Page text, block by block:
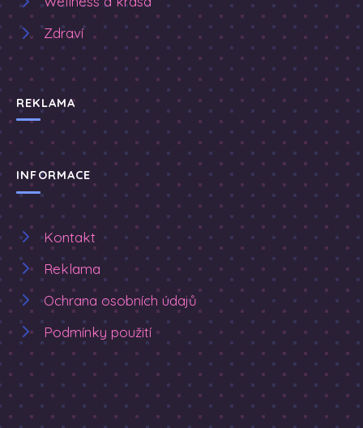
Zdraví
REKLAMA
INFORMACE
Kontakt
Reklama
Ochrana osobních údajů
Podmínky použití